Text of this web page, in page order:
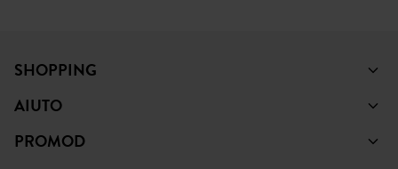
SHOPPING
AIUTO
PROMOD